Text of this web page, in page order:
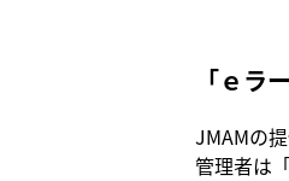
「ｅラ
JMAMの
管理者は